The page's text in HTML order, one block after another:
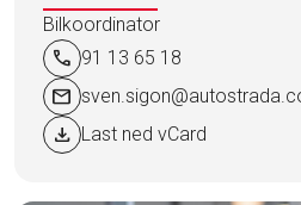
Bilkoordinator
call 91 13 65 18
mail
download Last ned vCard